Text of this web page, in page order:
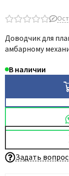
Доводчик для
амбарному
В наличии
Задать вопрос